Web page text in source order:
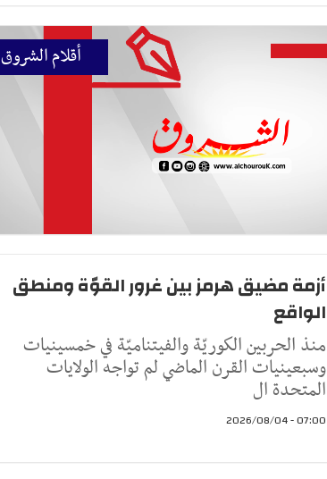
أقلام الشروق
أزمة مضيق هرمز بين غرور القوّة ومنطق
الواقع
منذ الحربين الكوريّة والفيتناميّة في خمسينيات
وسبعينيات القرن الماضي لم تواجه الولايات
المتحدة ال
07:00 - 2026/08/04